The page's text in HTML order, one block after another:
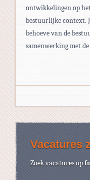
ontwikkelingen op
bestuurlijke context.
behoeve van de
samenwerking met
Vacatures
Zoek vacatures op